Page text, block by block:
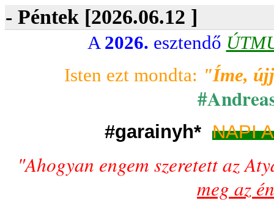
- Péntek [2026.06.12 ]
A2026. esztendő
Isten ezt mondta: "Íme,
#garainyh* NAPI
"Ahogyan engem szeretett az
meg az